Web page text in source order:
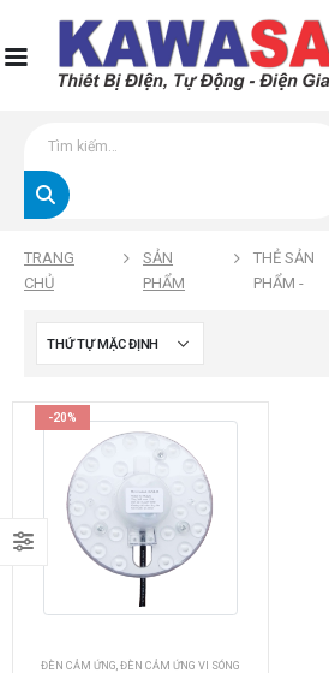
TRANG
CHỦ
SẢN
PHẨM
THẺ SẢN
PHẨM -
-20%
ĐÈN CẢM ỨNG ĐÈN CẢM ỨNG VI SÓNG